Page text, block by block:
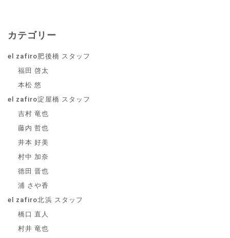
カテゴリー
el zafiro肥後橋 スタッフ
福田 啓太
本松 悠
el zafiro淀屋橋 スタッフ
吉村 竜也
藤内 哲也
井本 好美
村中 加奈
徳田 晋也
浦 さや香
el zafiro北浜 スタッフ
橋口 直人
村井 竜也